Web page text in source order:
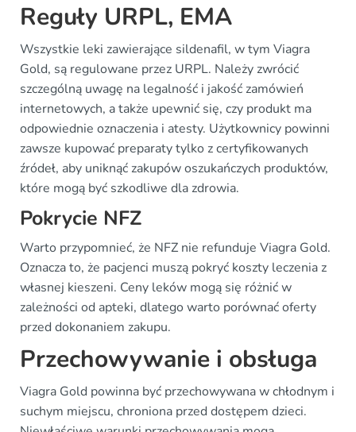
Reguły URPL, EMA
Wszystkie leki zawierające sildenafil, w tym Viagra
Gold, są regulowane przez URPL. Należy zwrócić
szczególną uwagę na legalność i jakość zamówień
internetowych, a także upewnić się, czy produkt ma
odpowiednie oznaczenia i atesty. Użytkownicy powinni
zawsze kupować preparaty tylko z certyfikowanych
źródeł, aby uniknąć zakupów oszukańczych produktów,
które mogą być szkodliwe dla zdrowia.
Pokrycie NFZ
Warto przypomnieć, że NFZ nie refunduje Viagra Gold.
Oznacza to, że pacjenci muszą pokryć koszty leczenia z
własnej kieszeni. Ceny leków mogą się różnić w
zależności od apteki, dlatego warto porównać oferty
przed dokonaniem zakupu.
Przechowywanie i obsługa
Viagra Gold powinna być przechowywana w chłodnym i
suchym miejscu, chroniona przed dostępem dzieci.